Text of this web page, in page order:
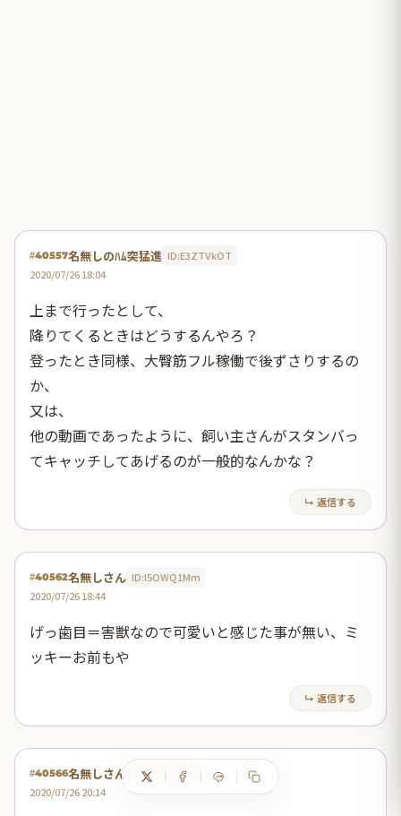
#40557名無しのﾊﾑ突猛進 ID:E3ZTVkOT
2020/07/26 18:04
上まで行ったとして、
降りてくるときはどうするんやろ？
登ったとき同様、大臀筋フル稼働で後ずさりするの
か、
又は、
他の動画であったように、飼い主さんがスタンバっ
てキャッチしてあげるのが一般的なんかな？
↳ 返信する
#40562名無しさん ID:I5OWQ1Mm
2020/07/26 18:44
げっ歯目＝害獣なので可愛いと感じた事が無い、ミ
ッキーお前もや
↳ 返信する
#40566名無しさん
ID:Y0YWRmMG
2020/07/26 20:14